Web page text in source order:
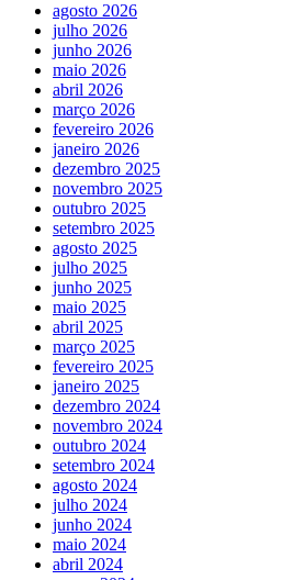
agosto 2026
julho 2026
junho 2026
maio 2026
abril 2026
março 2026
fevereiro 2026
janeiro 2026
dezembro 2025
novembro 2025
outubro 2025
setembro 2025
agosto 2025
julho 2025
junho 2025
maio 2025
abril 2025
março 2025
fevereiro 2025
janeiro 2025
dezembro 2024
novembro 2024
outubro 2024
setembro 2024
agosto 2024
julho 2024
junho 2024
maio 2024
abril 2024